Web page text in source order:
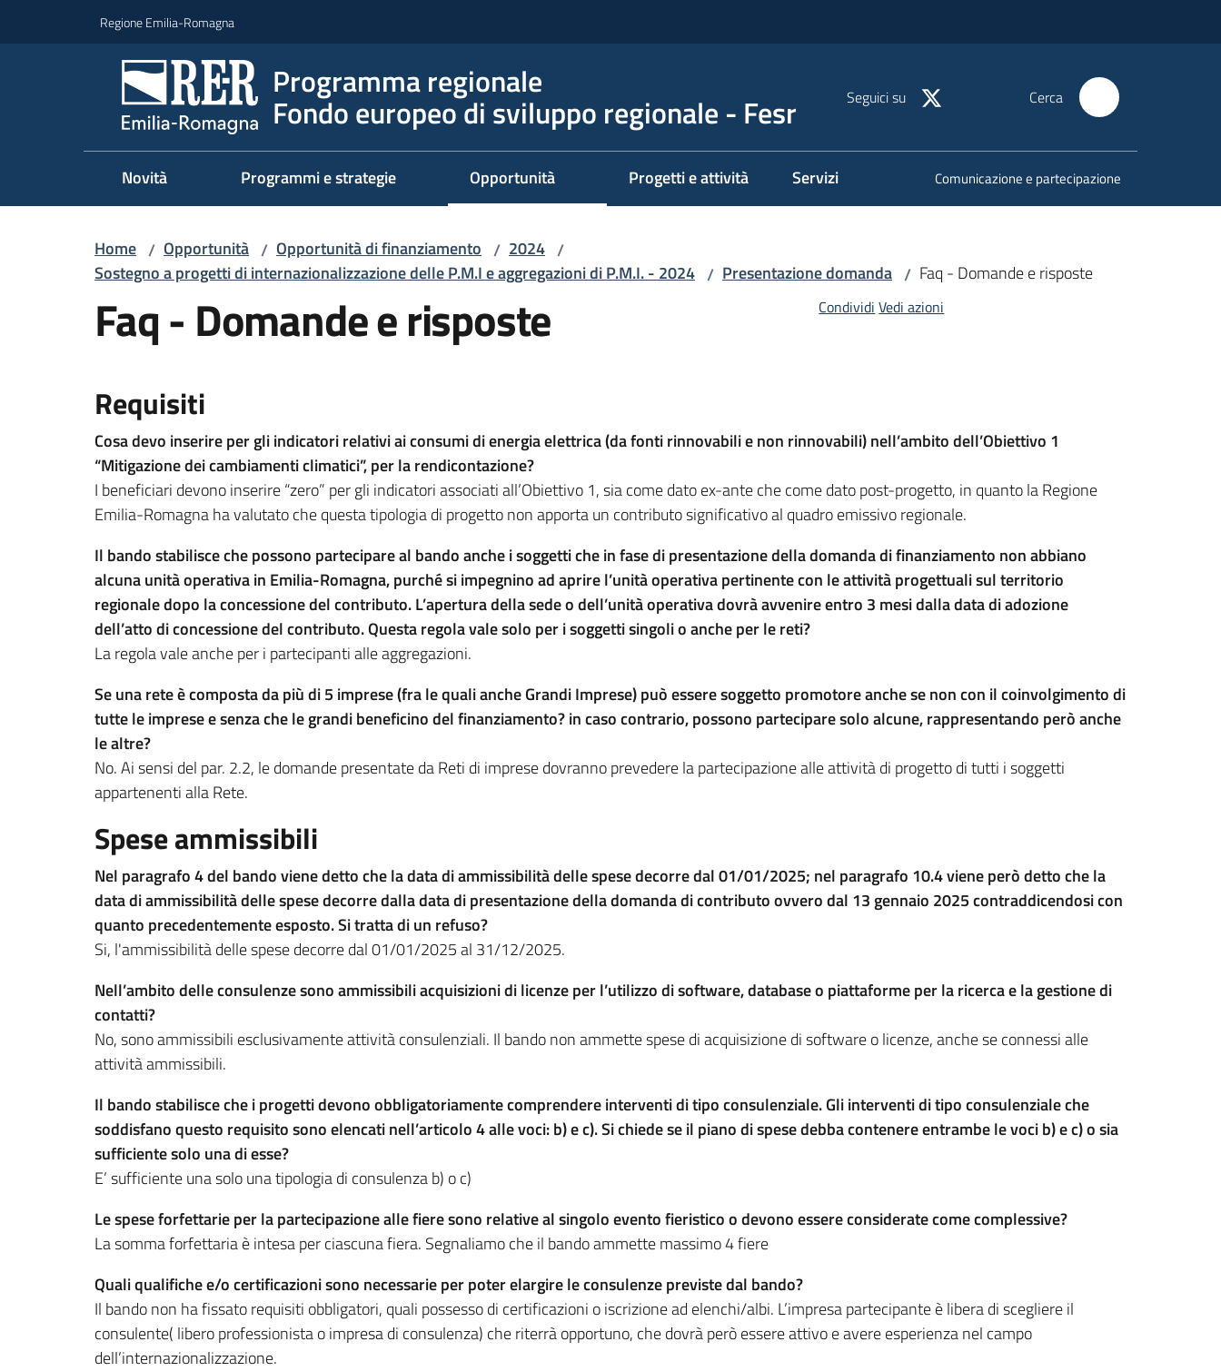
Regione Emilia-Romagna
Programma regionale
Fondo europeo di sviluppo regionale - Fesr Seguici su Cerca
Novità Programmi e strategie Opportunità Progetti e attività Servizi Comunicazione e partecipazione
Home / Opportunità / Opportunità di finanziamento / 2024 /
Sostegno a progetti di internazionalizzazione delle P.M.I e aggregazioni di P.M.I. - 2024 / Presentazione domanda / Faq - Domande e risposte
Faq - Domande e risposte Condividi Vedi azioni
Requisiti
Cosa devo inserire per gli indicatori relativi ai consumi di energia elettrica (da fonti rinnovabili e non rinnovabili) nell’ambito dell’Obiettivo 1
“Mitigazione dei cambiamenti climatici”, per la rendicontazione?
I beneficiari devono inserire “zero” per gli indicatori associati all’Obiettivo 1, sia come dato ex-ante che come dato post-progetto, in quanto la Regione
Emilia-Romagna ha valutato che questa tipologia di progetto non apporta un contributo significativo al quadro emissivo regionale.
Il bando stabilisce che possono partecipare al bando anche i soggetti che in fase di presentazione della domanda di finanziamento non abbiano
alcuna unità operativa in Emilia-Romagna, purché si impegnino ad aprire l’unità operativa pertinente con le attività progettuali sul territorio
regionale dopo la concessione del contributo. L’apertura della sede o dell’unità operativa dovrà avvenire entro 3 mesi dalla data di adozione
dell’atto di concessione del contributo. Questa regola vale solo per i soggetti singoli o anche per le reti?
La regola vale anche per i partecipanti alle aggregazioni.
Se una rete è composta da più di 5 imprese (fra le quali anche Grandi Imprese) può essere soggetto promotore anche se non con il coinvolgimento di
tutte le imprese e senza che le grandi beneficino del finanziamento? in caso contrario, possono partecipare solo alcune, rappresentando però anche
le altre?
No. Ai sensi del par. 2.2, le domande presentate da Reti di imprese dovranno prevedere la partecipazione alle attività di progetto di tutti i soggetti
appartenenti alla Rete.
Spese ammissibili
Nel paragrafo 4 del bando viene detto che la data di ammissibilità delle spese decorre dal 01/01/2025; nel paragrafo 10.4 viene però detto che la
data di ammissibilità delle spese decorre dalla data di presentazione della domanda di contributo ovvero dal 13 gennaio 2025 contraddicendosi con
quanto precedentemente esposto. Si tratta di un refuso?
Si, l'ammissibilità delle spese decorre dal 01/01/2025 al 31/12/2025.
Nell’ambito delle consulenze sono ammissibili acquisizioni di licenze per l’utilizzo di software, database o piattaforme per la ricerca e la gestione di
contatti?
No, sono ammissibili esclusivamente attività consulenziali. Il bando non ammette spese di acquisizione di software o licenze, anche se connessi alle
attività ammissibili.
Il bando stabilisce che i progetti devono obbligatoriamente comprendere interventi di tipo consulenziale. Gli interventi di tipo consulenziale che
soddisfano questo requisito sono elencati nell’articolo 4 alle voci: b) e c). Si chiede se il piano di spese debba contenere entrambe le voci b) e c) o sia
sufficiente solo una di esse?
E’ sufficiente una solo una tipologia di consulenza b) o c)
Le spese forfettarie per la partecipazione alle fiere sono relative al singolo evento fieristico o devono essere considerate come complessive?
La somma forfettaria è intesa per ciascuna fiera. Segnaliamo che il bando ammette massimo 4 fiere
Quali qualifiche e/o certificazioni sono necessarie per poter elargire le consulenze previste dal bando?
Il bando non ha fissato requisiti obbligatori, quali possesso di certificazioni o iscrizione ad elenchi/albi. L’impresa partecipante è libera di scegliere il
consulente( libero professionista o impresa di consulenza) che riterrà opportuno, che dovrà però essere attivo e avere esperienza nel campo
dell’internazionalizzazione.